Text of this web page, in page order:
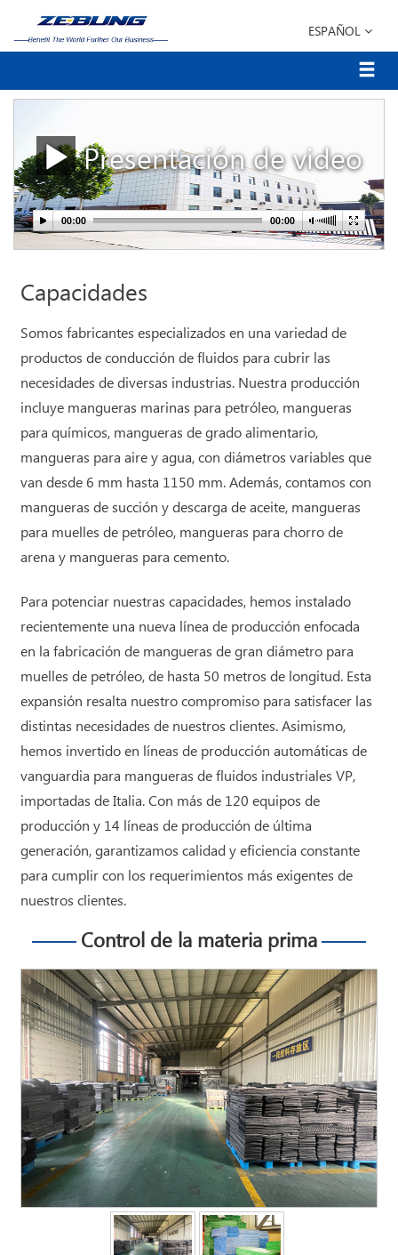
ESPAÑOL
Presentación de video
Capacidades
Somos fabricantes especializados en una variedad de
productos de conducción de fluidos para cubrir las
necesidades de diversas industrias. Nuestra producción
incluye mangueras marinas para petróleo, mangueras
para químicos, mangueras de grado alimentario,
mangueras para aire y agua, con diámetros variables que
van desde 6 mm hasta 1150 mm. Además, contamos con
mangueras de succión y descarga de aceite, mangueras
para muelles de petróleo, mangueras para chorro de
arena y mangueras para cemento.
Para potenciar nuestras capacidades, hemos instalado
recientemente una nueva línea de producción enfocada
en la fabricación de mangueras de gran diámetro para
muelles de petróleo, de hasta 50 metros de longitud. Esta
expansión resalta nuestro compromiso para satisfacer las
distintas necesidades de nuestros clientes. Asimismo,
hemos invertido en líneas de producción automáticas de
vanguardia para mangueras de fluidos industriales VP,
importadas de Italia. Con más de 120 equipos de
producción y 14 líneas de producción de última
generación, garantizamos calidad y eficiencia constante
para cumplir con los requerimientos más exigentes de
nuestros clientes.
Control de la materia prima